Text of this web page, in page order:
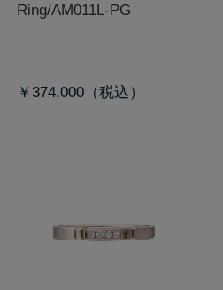
Ring/AM011L-PG
￥374,000